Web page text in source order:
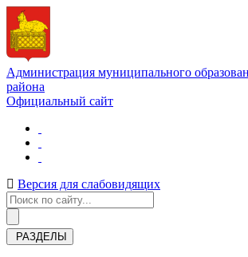
Администрация муниципального
района
Официальный сайт
Версия для слабовидящих
РАЗДЕЛЫ